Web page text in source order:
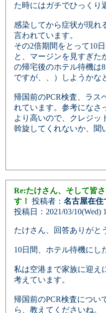
た時にはガチでひっくり
感染してから症状が現れ
言われています。
その2倍期間をとって10
と、マージンを見すぎた
の帰宅後のホテル待機は
ですが、、）しようかな
帰国前のPCR検査、ラス
れています。参考になさ
より高いので、クレジッ
斡旋してくれないか、聞
Re:たけさん、そして皆
す！ 投稿者： 名古屋在住
投稿日：2021/03/10(Wed)
たけさん、回答ありがと
10日間、ホテル待機にし
私は空港まで家族に迎え
考えています。
帰国前のPCR検査につい
ら、教えてくださいね。